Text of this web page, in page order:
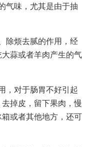
气味，尤其是由于抽
除烦去腻的作用，经
蒜或者羊肉产生的气
，对于肠胃不好引起
掉皮，留下果肉，慢
或者其他地方，还可